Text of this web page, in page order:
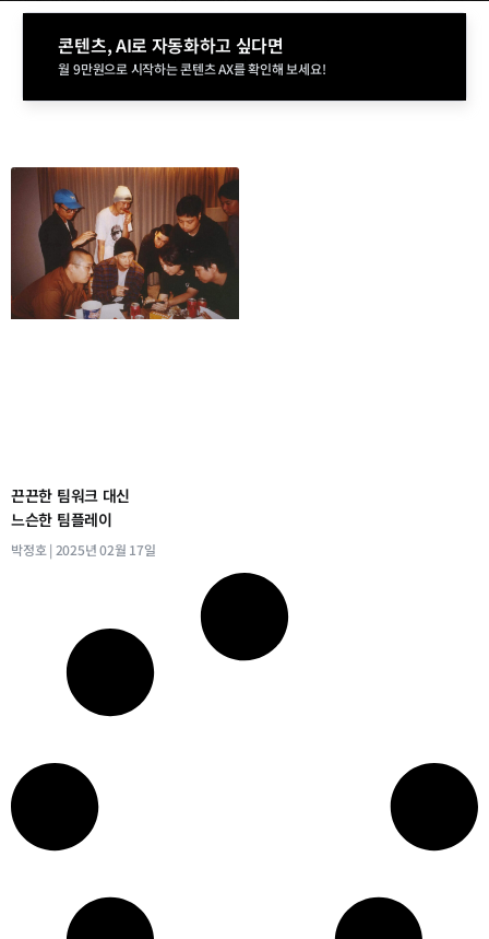
콘텐츠, AI로 자동화하고 싶다면
월 9만원으로 시작하는 콘텐츠 AX를 확인해 보세요!
끈끈한 팀워크 대신
느슨한 팀플레이
박정호 2025년 02월 17일